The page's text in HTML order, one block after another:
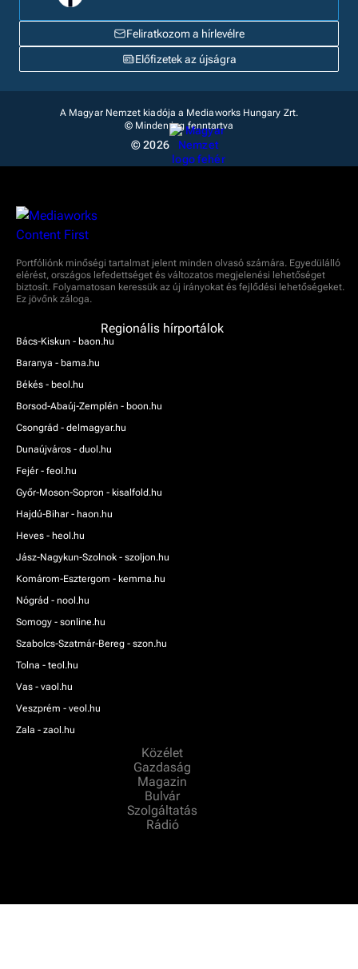
Feliratkozom a hírlevélre
Előfizetek az újságra
A Magyar Nemzet kiadója a Mediaworks Hungary Zrt.
© Minden jog fenntartva
© 2026
Portfóliónk minőségi tartalmat jelent minden olvasó számára. Egyedülálló
elérést, országos lefedettséget és változatos megjelenési lehetőséget
biztosít. Folyamatosan keressük az új irányokat és fejlődési lehetőségeket.
Ez jövőnk záloga.
Regionális hírportálok
Bács-Kiskun - baon.hu
Baranya - bama.hu
Békés - beol.hu
Borsod-Abaúj-Zemplén - boon.hu
Csongrád - delmagyar.hu
Dunaújváros - duol.hu
Fejér - feol.hu
Győr-Moson-Sopron - kisalfold.hu
Hajdú-Bihar - haon.hu
Heves - heol.hu
Jász-Nagykun-Szolnok - szoljon.hu
Komárom-Esztergom - kemma.hu
Nógrád - nool.hu
Somogy - sonline.hu
Szabolcs-Szatmár-Bereg - szon.hu
Tolna - teol.hu
Vas - vaol.hu
Veszprém - veol.hu
Zala - zaol.hu
Közélet
Gazdaság
Magazin
Bulvár
Szolgáltatás
Rádió